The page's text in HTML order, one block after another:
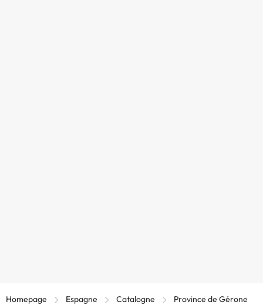
Homepage Espagne Catalogne
Province de Gérone